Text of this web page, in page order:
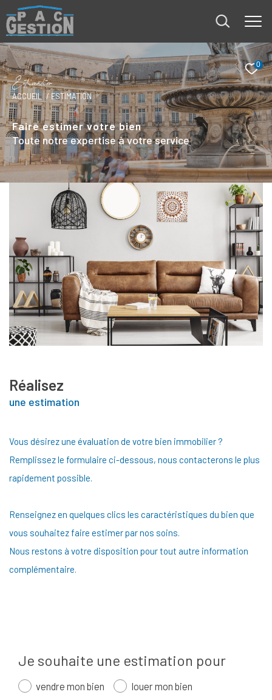
0
Esimaio
ACCUEIL ESTIMATION
Faire estimer votre bien
Toute notre expertise à votre service
Réalisez
une estimation
Vous désirez une évaluation de votre bien immobilier ?
Remplissez le formulaire ci-dessous, nous contacterons le plus
rapidement possible.
Renseignez en quelques clics les caractéristiques du bien que
vous souhaitez faire estimer par nos soins.
Nous restons à votre disposition pour tout autre information
complémentaire.
Je souhaite une estimation pour
vendre mon bien louer mon bien